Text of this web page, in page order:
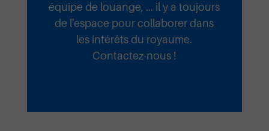
équipe de louange, ... il y a toujours
de l'espace pour collaborer dans
les intérêts du royaume.
Contactez-nous !
Ecouter et télécharger
Mi kpa Klunɔ